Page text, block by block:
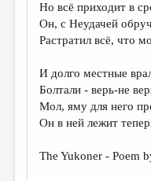
ДАЙДЖЕСТ
ПРОИЗВЕДЕНИЯ
КОНКУРСЫ
ДЕТСКАЯ КОМНАТА
Но всё приходит в
Он, с Неудачей
Растратил всё, что
И долго местные
Болтали - верь-не
Мол, яму для него
Он в ней лежит
The Yukoner - Poem